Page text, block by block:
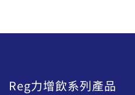
Reg力增飲系列產品